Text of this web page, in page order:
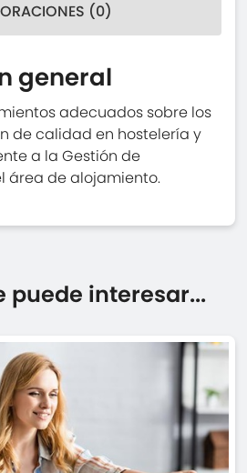
(0)
general
adecuados sobre los
de calidad en hostelería y
a la Gestión de
área de alojamiento.
puede interesar...